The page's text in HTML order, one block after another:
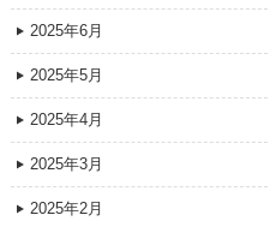
2025年6月
2025年5月
2025年4月
2025年3月
2025年2月